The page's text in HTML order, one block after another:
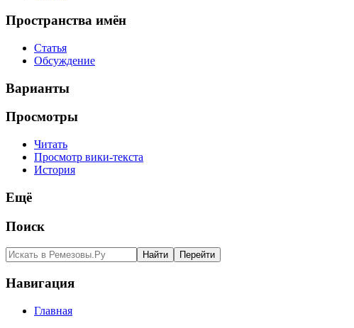
Пространства имён
Статья
Обсуждение
Варианты
Просмотры
Читать
Просмотр вики-текста
История
Ещё
Поиск
Навигация
Главная